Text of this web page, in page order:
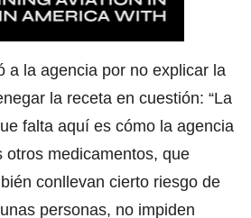
a la agencia por no explicar la
la receta en cuestión: “La
falta aquí es cómo la agencia
otros medicamentos, que
conllevan cierto riesgo de
personas, no impiden